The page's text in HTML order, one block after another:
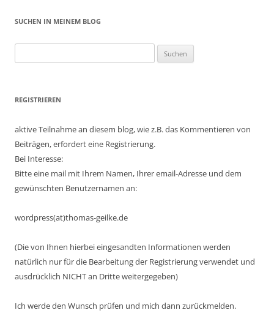
SUCHEN IN MEINEM BLOG
nach:
REGISTRIEREN
aktive Teilnahme an diesem blog, wie z.B. das Kommentieren von
Beiträgen, erfordert eine Registrierung.
Bei Interesse:
Bitte eine mail mit Ihrem Namen, Ihrer email-Adresse und dem
gewünschten Benutzernamen an:
wordpress(at)thomas-geilke.de
(Die von Ihnen hierbei eingesandten Informationen werden
natürlich nur für die Bearbeitung der Registrierung verwendet und
ausdrücklich NICHT an Dritte weitergegeben)
Ich werde den Wunsch prüfen und mich dann zurückmelden.